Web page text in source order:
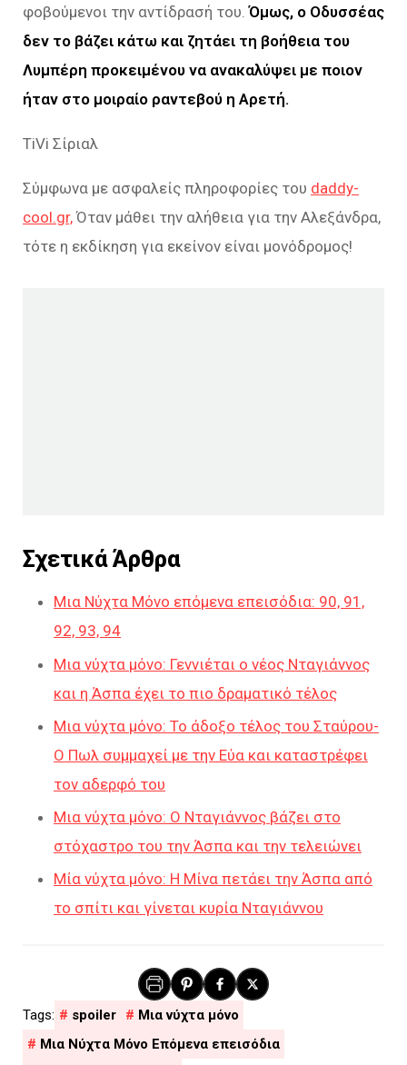
φοβούμενοι την αντίδρασή του.Όμως, ο Οδυσσέας
δεν το βάζει κάτω και ζητάει τη βοήθεια του
Λυμπέρη προκειμένου να ανακαλύψει με ποιον
ήταν στο μοιραίο ραντεβού η Αρετή.
TiVi Σίριαλ
Σύμφωνα με ασφαλείς πληροφορίες του daddy-
cool.gr, Όταν μάθει την αλήθεια για την Αλεξάνδρα,
τότε η εκδίκηση για εκείνον είναι μονόδρομος!
Σχετικά Άρθρα
Μια Νύχτα Μόνο επόμενα επεισόδια: 90, 91,
92, 93, 94
Μια νύχτα μόνο: Γεννιέται ο νέος Νταγιάννος
και η Άσπα έχει το πιο δραματικό τέλος
Μια νύχτα μόνο: Το άδοξο τέλος του Σταύρου-
Ο Πωλ συμμαχεί με την Εύα και καταστρέφει
τον αδερφό του
Μια νύχτα μόνο: Ο Νταγιάννος βάζει στο
στόχαστρο του την Άσπα και την τελειώνει
Μία νύχτα μόνο: Η Μίνα πετάει την Άσπα από
το σπίτι και γίνεται κυρία Νταγιάννου
spoiler
Μια νύχτα μόνο
Μια Νύχτα Μόνο Επόμενα επεισόδια